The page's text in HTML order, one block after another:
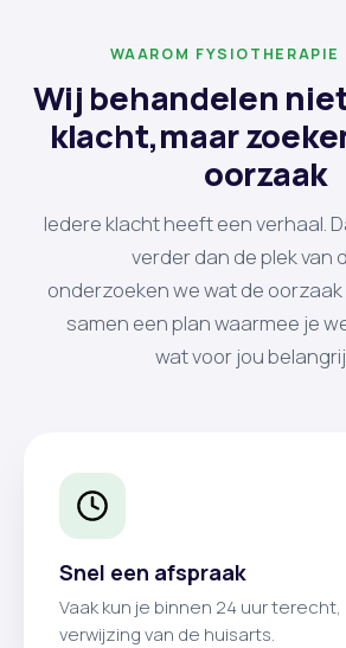
WAAROM FYSIOTHERAPIE
Wij behandelen
klacht,maar
oorzaak
Iedere klacht heeft een verhaal.
verder dan de plek van
onderzoeken we wat de oorzaak
samen een plan waarmee je
wat voor jou
Snel een afspraak
Vaak kun je binnen 24 uur
verwijzing van de huisarts.